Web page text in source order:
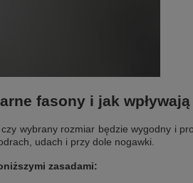
fasony i jak
wybrany rozmiar będzie wygodny i
udach i przy dole nogawki.
zasadami: